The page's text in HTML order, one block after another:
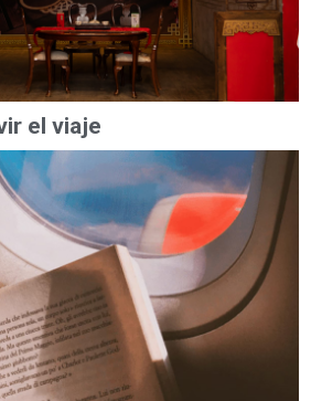
el viaje